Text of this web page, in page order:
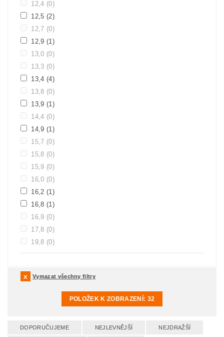
12,4 (0)
12,5 (2)
12,7 (0)
12,9 (1)
13,0 (0)
13,3 (0)
13,4 (4)
13,8 (0)
13,9 (1)
14,4 (0)
14,9 (1)
15,7 (0)
15,8 (0)
15,9 (0)
16,0 (0)
16,2 (1)
16,8 (1)
16,9 (0)
17,8 (0)
19,8 (0)
Vymazat všechny filtry
POLOŽEK K ZOBRAZENÍ: 32
DOPORUČUJEME NEJLEVNĚJŠÍ NEJDRAŽŠÍ